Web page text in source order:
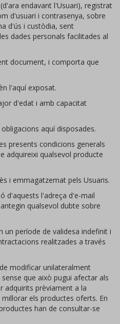
(d'ara endavant l'Usuari), registrat
d'usuari i contrasenya, sobre
d'ús i custòdia, sent
dades personals facilitades al
document, i comporta que
l'aquí exposat.
d'edat i amb capacitat
aquí disposades.
condicions generals
adquireixi qualsevol producte
i emmagatzemat pels Usuaris.
d'aquests l'adreça d'e-mail
qualsevol dubte sobre
un període de validesa indefinit i
realitzades a través
modificar unilateralment
que això pugui afectar als
adquirits prèviament a la
els productes oferts. En
han de consultar-se